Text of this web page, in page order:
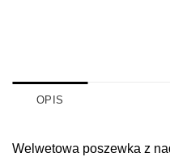
OPIS
Welwetowa poszewka z